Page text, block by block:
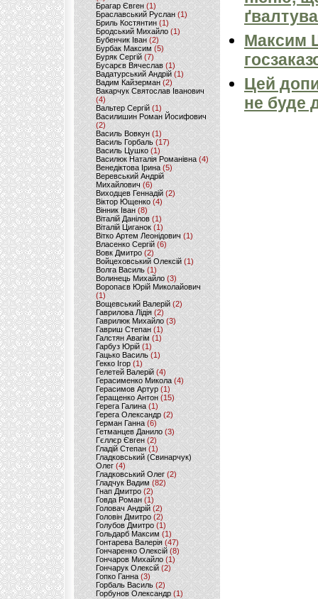
Брагар Євген (1)
Браславський Руслан (1)
Бриль Костянтин (1)
Бродський Михайло (1)
Бубенчик Іван(2)
Бурбак Максим (5)
Буряк Сергій (7)
Бусарєв Вячеслав (1)
Вадатурський Андрій (1)
Вадим Кайзерман (2)
Вакарчук Святослав Іванович
(4)
Вальтер Сергій (1)
Василишин Роман Йосифович
(2)
Василь Вовкун (1)
Василь Горбаль (17)
Василь Цушко (1)
Василюк Наталія Романівна (4)
Венедіктова Ірина(5)
Веревський Андрій
Михайлович (6)
Виходцев Геннадій (2)
Віктор Ющенко (4)
Вінник Іван (8)
Віталій Данілов (1)
Віталій Циганок (1)
Вітко Артем Леонідович(1)
Власенко Сергій (6)
Вовк Дмитро(2)
Войцеховський Олексій(1)
Волга Василь (1)
Волинець Михайло (3)
Воропаєв Юрій Миколайович
(1)
Вощевський Валерій(2)
Гаврилова Лідія (2)
Гаврилюк Михайло (3)
Гавриш Степан (1)
Галстян Авагім (1)
Гарбуз Юрій (1)
Гацько Василь (1)
Гекко Ігор(1)
Гелетей Валерій (4)
Герасименко Микола (4)
Герасимов Артур (1)
Геращенко Антон(15)
Герега Галина (1)
Герега Олександр (2)
Герман Ганна (6)
Гетманцев Данило (3)
Гєллєр Євген (2)
Гладій Степан(1)
Гладковський (Свинарчук)
Олег (4)
Гладковський Олег (2)
Гладчук Вадим (82)
Гнап Дмитро (2)
Говда Роман(1)
Головач Андрій (2)
Головін Дмитро (2)
Голубов Дмитро (1)
Гольдарб Максим(1)
Гонтарева Валерія (47)
Гончаренко Олексій(8)
Гончаров Михайло (1)
Гончарук Олексій (2)
Гопко Ганна (3)
Горбаль Василь (2)
Горбунов Олександр (1)
Максим
Цей
не буде